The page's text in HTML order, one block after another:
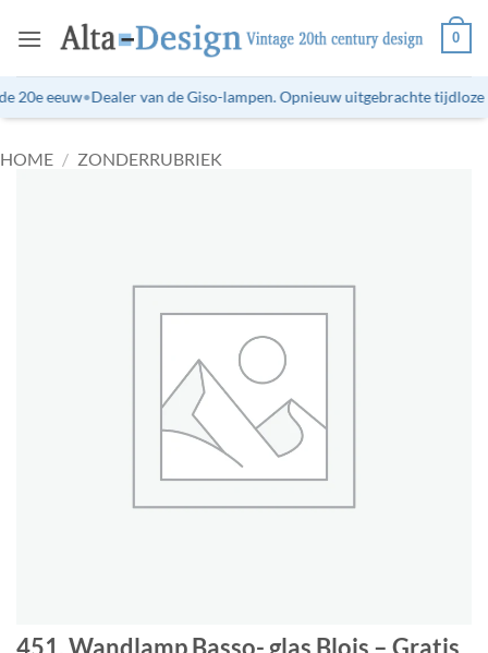
naar
0
20e eeuw•Dealer van de Giso-lampen. Opnieuw uitgebrachte tijdloze
HOME / ZONDERRUBRIEK
451. Wandlamp Basso- glas Blois – Gratis